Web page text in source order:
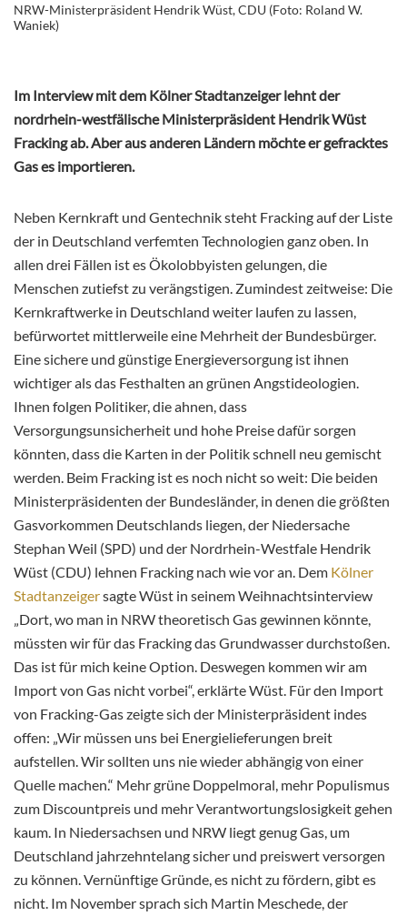
NRW-Ministerpräsident Hendrik Wüst, CDU (Foto: Roland W.
Waniek)
Im Interview mit dem Kölner Stadtanzeiger lehnt der
nordrhein-westfälische Ministerpräsident Hendrik Wüst
Fracking ab. Aber aus anderen Ländern möchte er gefracktes
Gas es importieren.
Neben Kernkraft und Gentechnik steht Fracking auf der Liste
der in Deutschland verfemten Technologien ganz oben. In
allen drei Fällen ist es Ökolobbyisten gelungen, die
Menschen zutiefst zu verängstigen. Zumindest zeitweise: Die
Kernkraftwerke in Deutschland weiter laufen zu lassen,
befürwortet mittlerweile eine Mehrheit der Bundesbürger.
Eine sichere und günstige Energieversorgung ist ihnen
wichtiger als das Festhalten an grünen Angstideologien.
Ihnen folgen Politiker, die ahnen, dass
Versorgungsunsicherheit und hohe Preise dafür sorgen
könnten, dass die Karten in der Politik schnell neu gemischt
werden. Beim Fracking ist es noch nicht so weit: Die beiden
Ministerpräsidenten der Bundesländer, in denen die größten
Gasvorkommen Deutschlands liegen, der Niedersache
Stephan Weil (SPD) und der Nordrhein-Westfale Hendrik
Wüst (CDU) lehnen Fracking nach wie vor an. Dem Kölner
Stadtanzeigersagte Wüst in seinem Weihnachtsinterview
„Dort, wo man in NRW theoretisch Gas gewinnen könnte,
müssten wir für das Fracking das Grundwasser durchstoßen.
Das ist für mich keine Option. Deswegen kommen wir am
Import von Gas nicht vorbei“, erklärte Wüst. Für den Import
von Fracking-Gas zeigte sich der Ministerpräsident indes
offen: „Wir müssen uns bei Energielieferungen breit
aufstellen. Wir sollten uns nie wieder abhängig von einer
Quelle machen.“ Mehr grüne Doppelmoral, mehr Populismus
zum Discountpreis und mehr Verantwortungslosigkeit gehen
kaum. In Niedersachsen und NRW liegt genug Gas, um
Deutschland jahrzehntelang sicher und preiswert versorgen
zu können. Vernünftige Gründe, es nicht zu fördern, gibt es
nicht. Im November sprach sich Martin Meschede, der